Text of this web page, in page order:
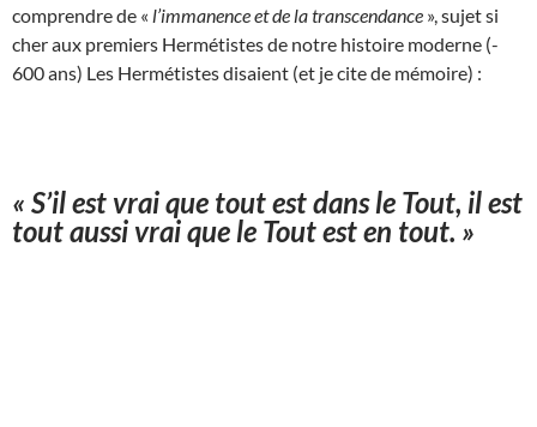
comprendre de « l’immanence et de la transcendance », sujet si
cher aux premiers Hermétistes de notre histoire moderne (-
600 ans) Les Hermétistes disaient (et je cite de mémoire) :
« S’il est vrai que tout est dans le Tout, il est
tout aussi vrai que le Tout est en tout. »